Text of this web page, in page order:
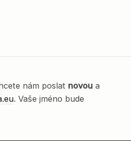
nám poslat novou a
. Vaše jméno bude